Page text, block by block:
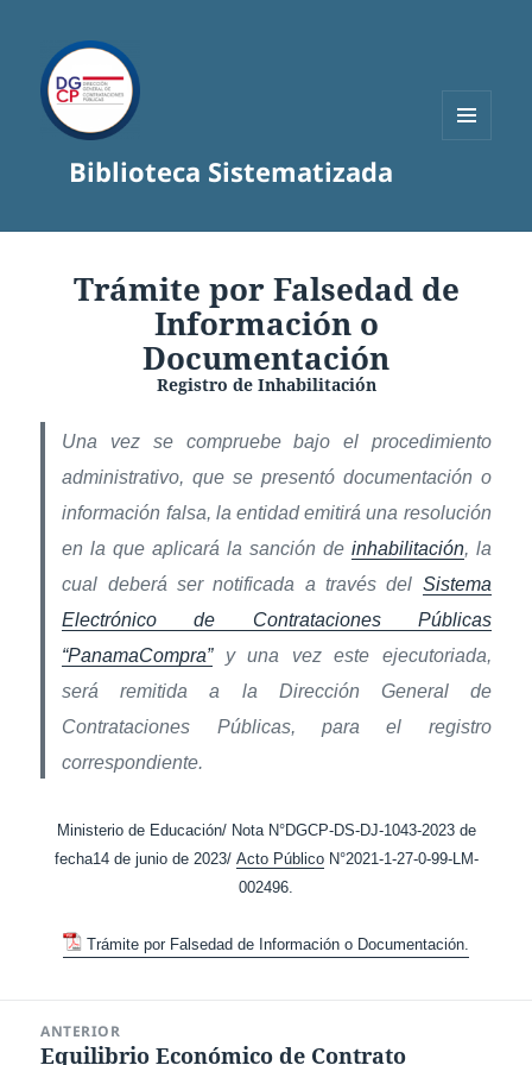
Biblioteca Sistematizada
Trámite por Falsedad de
Información o
Documentación
Registro de Inhabilitación
Una vez se compruebe bajo el procedimiento
administrativo, que se presentó documentación o
información falsa, la entidad emitirá una resolución
en la que aplicará la sanción de inhabilitación, la
cual deberá ser notificada a través del Sistema
Electrónico de Contrataciones Públicas
“PanamaCompra”y una vez este ejecutoriada,
será remitida a la Dirección General de
Contrataciones Públicas, para el registro
correspondiente.
Ministerio de Educación/ Nota N°DGCP-DS-DJ-1043-2023 de
fecha14 de junio de 2023/ Acto PúblicoN°2021-1-27-0-99-LM-
002496.
Trámite por Falsedad de Información o Documentación.
ANTERIOR
Entrada
Equilibrio Económico de Contrato